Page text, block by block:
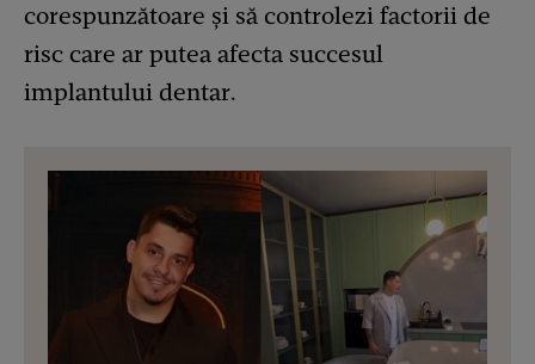
corespunzătoare și să controlezi factorii de
risc care ar putea afecta succesul
implantului dentar.